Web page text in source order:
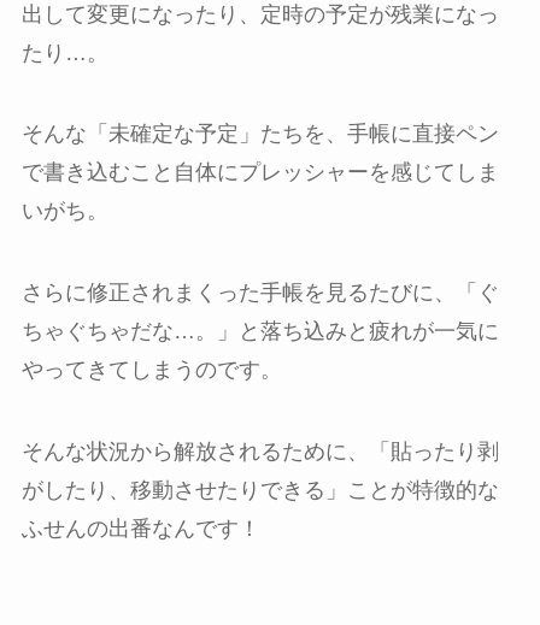
出して変更になったり、定時の予定が残業になっ
たり…。
そんな「未確定な予定」たちを、手帳に直接ペン
で書き込むこと自体にプレッシャーを感じてしま
いがち。
さらに修正されまくった手帳を見るたびに、「ぐ
ちゃぐちゃだな…。」と落ち込みと疲れが一気に
やってきてしまうのです。
そんな状況から解放されるために、「貼ったり剥
がしたり、移動させたりできる」ことが特徴的な
ふせんの出番なんです！